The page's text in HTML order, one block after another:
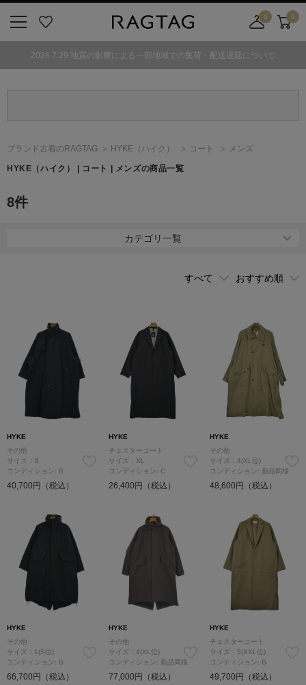
気
0
舗
カ
ト
0
2026.7.29 地震の影響による一部地域での集荷・配送遅延について
ブランド古着のRAGTAG HYKE （ハイク） コート メンズ
HYKE （ハイク） | コート | メンズの商品一覧
8件
カテゴリ一覧
HYKE
その他
サイズ：S
コンディション: B
40,700円（税込）
HYKE
チェスターコート
サイズ：XL
コンディション: C
26,400円（税込）
HYKE
その他
サイズ：4(XL位)
コンディション: 新品同様
48,600円（税込）
HYKE
その他
サイズ：1(S位)
コンディション: B
66,700円（税込）
HYKE
その他
サイズ：4(XL位)
コンディション: 新品同様
77,000円（税込）
HYKE
チェスターコート
サイズ：5(XXL位)
コンディション: B
49,700円（税込）